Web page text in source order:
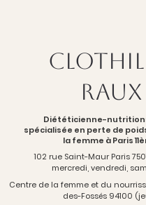
Raux
Diététicienne-
spécialisée en perte de
la femme à Paris
102 rue Saint-Maur Paris
mercredi, vendredi,
Centre de la femme et du
des-Fossés 94100